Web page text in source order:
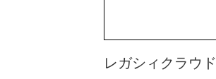
レガシィクラウド